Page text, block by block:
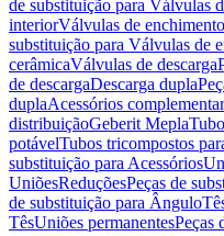
de substituição para Válvulas
interiorVálvulas de
substituição para Válvulas de
cerâmicaVálvulas de descarga
de descargaDescarga dupla
duplaAcessórios
distribuiçãoGeberit Mepla
potávelTubos tricompostos
substituição para Acessórios
UniõesReduçõesPeças de
de substituição para Ângulo
TêsUniões permanentesPeças